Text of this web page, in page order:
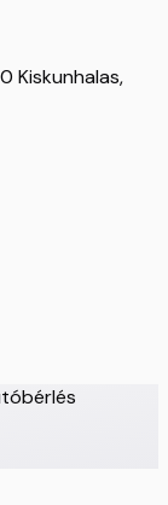
Kiskunhalas,